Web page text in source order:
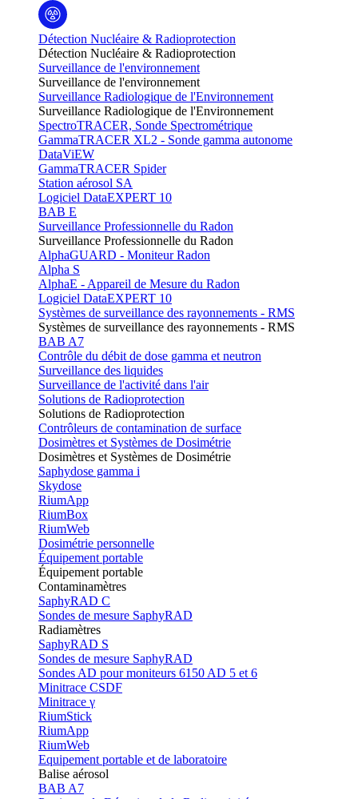
Détection Nucléaire & Radioprotection
Détection Nucléaire & Radioprotection
Surveillance de l'environnement
Surveillance de l'environnement
Surveillance Radiologique de l'Environnement
Surveillance Radiologique de l'Environnement
SpectroTRACER, Sonde Spectrométrique
GammaTRACER XL2 - Sonde gamma autonome
DataViEW
GammaTRACER Spider
Station aérosol SA
Logiciel DataEXPERT 10
BAB E
Surveillance Professionnelle du Radon
Surveillance Professionnelle du Radon
AlphaGUARD - Moniteur Radon
Alpha S
AlphaE - Appareil de Mesure du Radon
Logiciel DataEXPERT 10
Systèmes de surveillance des rayonnements - RMS
Systèmes de surveillance des rayonnements - RMS
BAB A7
Contrôle du débit de dose gamma et neutron
Surveillance des liquides
Surveillance de l'activité dans l'air
Solutions de Radioprotection
Solutions de Radioprotection
Contrôleurs de contamination de surface
Dosimètres et Systèmes de Dosimétrie
Dosimètres et Systèmes de Dosimétrie
Saphydose gamma i
Skydose
RiumApp
RiumBox
RiumWeb
Dosimétrie personnelle
Équipement portable
Équipement portable
Contaminamètres
SaphyRAD C
Sondes de mesure SaphyRAD
Radiamètres
SaphyRAD S
Sondes de mesure SaphyRAD
Sondes AD pour moniteurs 6150 AD 5 et 6
Minitrace CSDF
Minitrace γ
RiumStick
RiumApp
RiumWeb
Equipement portable et de laboratoire
Balise aérosol
BAB A7